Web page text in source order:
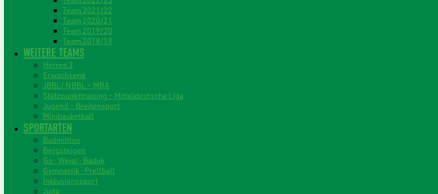
Team 2021/22
Team 2020/21
Team 2019/20
Team 2018/19
WEITERE TEAMS
Herren 2
Erwachsene
JBBL/ NBBL – MBA
Stützpunkttraining – Mitteldeutsche Liga
Jugend – Breitensport
Minibasketball
SPORTARTEN
Badminton
Bergsteigen
Go · Weiqi · Baduk
Gymnastik · Prellball
Inklusionssport
Judo